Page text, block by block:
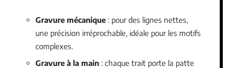
Gravure mécanique : pour des lignes nettes,
une précision irréprochable, idéale pour les motifs
complexes.
Gravure à la main : chaque trait porte la patte